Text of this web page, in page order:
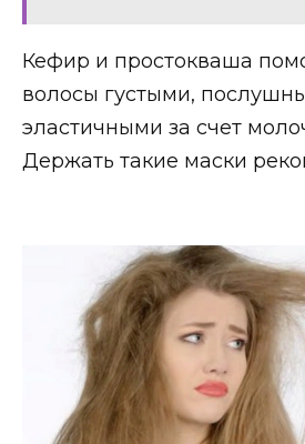
Кефир и простокваша
волосы густыми,
эластичными за счет
Держать такие маски